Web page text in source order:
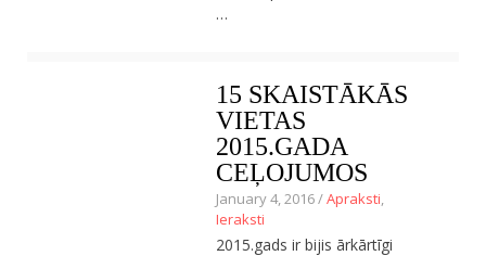
Privātuma politika
Publikācijas
…
15 SKAISTĀKĀS
VIETAS
2015.GADA
CEĻOJUMOS
January 4, 2016 /Apraksti,
Ieraksti
2015.gads ir bijis ārkārtīgi